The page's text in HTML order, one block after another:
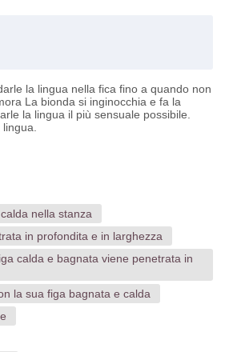
la lingua nella fica fino a quando non
La bionda si inginocchia e fa la
la lingua il più sensuale possibile.
nella stanza
in profondita e in larghezza
calda e bagnata viene penetrata in
la sua figa bagnata e calda